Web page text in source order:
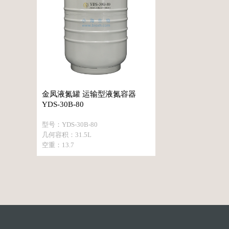
金凤液氮罐 运输型液氮容器
YDS-30B-80
型号：YDS-30B-80
几何容积：31.5L
空重：13.7